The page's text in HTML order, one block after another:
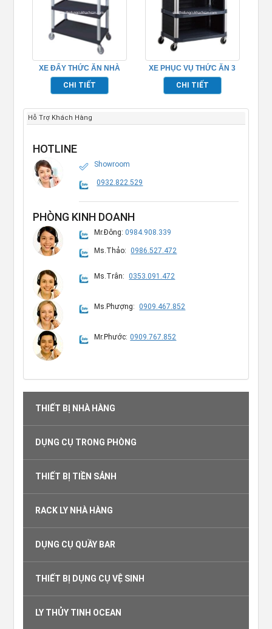
XE ĐẨY THỨC ĂN NHÀ
HÀNG TP680104
CHI TIẾT
XE PHỤC VỤ THỨC ĂN 3
TẦNG TP_680111
CHI TIẾT
Hỗ Trợ Khách Hàng
HOTLINE
Showroom
0932.822.529
PHÒNG KINH DOANH
Mr.Đông:0984.908.339
Ms.Thảo: 0986.527.472
Ms.Trân: 0353.091.472
Ms.Phượng: 0909.467.852
Mr.Phước: 0909.767.852
THIẾT BỊ NHÀ HÀNG
DỤNG CỤ TRONG PHÒNG
THIẾT BỊ TIỀN SẢNH
RACK LY NHÀ HÀNG
DỤNG CỤ QUẦY BAR
THIẾT BỊ DỤNG CỤ VỆ SINH
LY THỦY TINH OCEAN